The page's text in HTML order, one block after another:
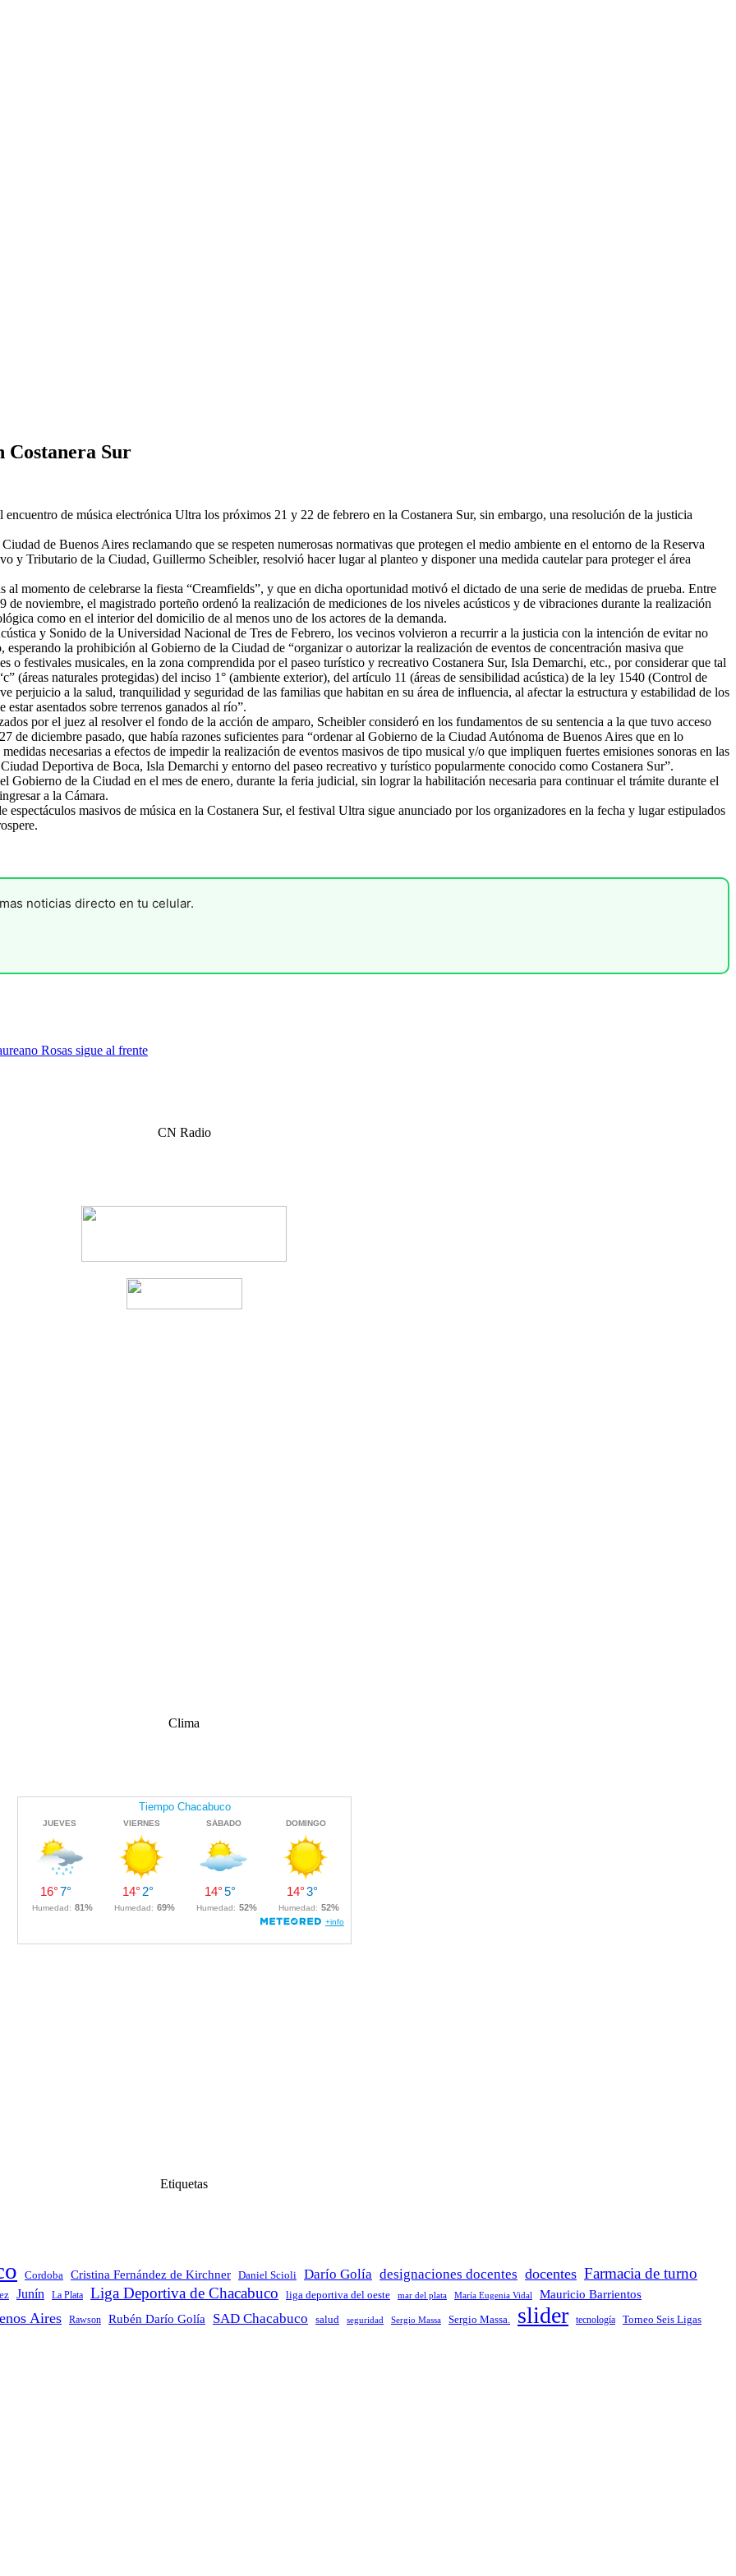
Costanera Sur
de música electrónica Ultra los próximos 21 y 22 de febrero en la Costanera Sur, sin embargo, una resolución de la justicia
de Buenos Aires reclamando que se respeten numerosas normativas que protegen el medio ambiente en el entorno de la Reserva
y Tributario de la Ciudad, Guillermo Scheibler, resolvió hacer lugar al planteo y disponer una medida cautelar para proteger el área
al momento de celebrarse la fiesta “Creamfields”, y que en dicha oportunidad motivó el dictado de una serie de medidas de prueba. Entre
de noviembre, el magistrado porteño ordenó la realización de mediciones de los niveles acústicos y de vibraciones durante la realización
como en el interior del domicilio de al menos uno de los actores de la demanda.
y Sonido de la Universidad Nacional de Tres de Febrero, los vecinos volvieron a recurrir a la justicia con la intención de evitar no
la prohibición al Gobierno de la Ciudad de “organizar o autorizar la realización de eventos de concentración masiva que
o festivales musicales, en la zona comprendida por el paseo turístico y recreativo Costanera Sur, Isla Demarchi, etc., por considerar que tal
(áreas naturales protegidas) del inciso 1° (ambiente exterior), del artículo 11 (áreas de sensibilidad acústica) de la ley 1540 (Control de
perjuicio a la salud, tranquilidad y seguridad de las familias que habitan en su área de influencia, al afectar la estructura y estabilidad de los
asentados sobre terrenos ganados al río”.
por el juez al resolver el fondo de la acción de amparo, Scheibler consideró en los fundamentos de su sentencia a la que tuvo acceso
de diciembre pasado, que había razones suficientes para “ordenar al Gobierno de la Ciudad Autónoma de Buenos Aires que en lo
necesarias a efectos de impedir la realización de eventos masivos de tipo musical y/o que impliquen fuertes emisiones sonoras en las
Deportiva de Boca, Isla Demarchi y entorno del paseo recreativo y turístico popularmente conocido como Costanera Sur”.
Gobierno de la Ciudad en el mes de enero, durante la feria judicial, sin lograr la habilitación necesaria para continuar el trámite durante el
a la Cámara.
masivos de música en la Costanera Sur, el festival Ultra sigue anunciado por los organizadores en la fecha y lugar estipulados
noticias directo en tu celular.
Rosas sigue al frente
CN Radio
Clima
Etiquetas
Cordoba Cristina Fernández de Kirchner Daniel Scioli Darío Golía designaciones docentes docentes Farmacia de turno
Junín La Plata Liga Deportiva de Chacabuco liga deportiva del oeste mar del plata María Eugenia Vidal
Mauricio Barrientos
Aires Rawson Rubén Darío Golía SAD Chacabuco salud seguridad Sergio Massa Sergio Massa. slider tecnología Torneo Seis Ligas